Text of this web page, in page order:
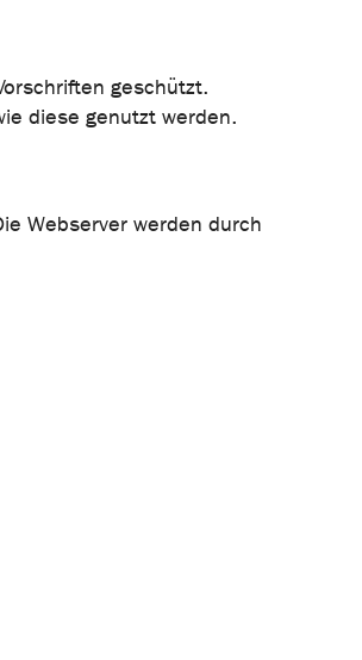
geschützt.
diese genutzt werden.
Webserver werden durch